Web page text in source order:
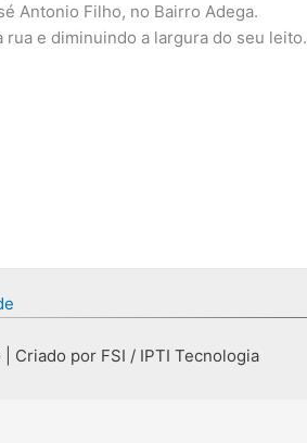
Antonio Filho, no Bairro Adega.
e diminuindo a largura do seu leito.
Criado por FSI / IPTI Tecnologia